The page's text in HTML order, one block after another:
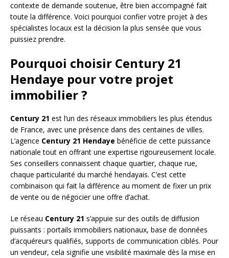
contexte de demande soutenue, être bien accompagné fait
toute la différence. Voici pourquoi confier votre projet à des
spécialistes locaux est la décision la plus sensée que vous
puissiez prendre.
Pourquoi choisir Century 21
Hendaye pour votre projet
immobilier ?
Century 21 est l’un des réseaux immobiliers les plus étendus
de France, avec une présence dans des centaines de villes.
L’agence Century 21 Hendaye bénéficie de cette puissance
nationale tout en offrant une expertise rigoureusement locale.
Ses conseillers connaissent chaque quartier, chaque rue,
chaque particularité du marché hendayais. C’est cette
combinaison qui fait la différence au moment de fixer un prix
de vente ou de négocier une offre d’achat.
Le réseau Century 21 s’appuie sur des outils de diffusion
puissants : portails immobiliers nationaux, base de données
d’acquéreurs qualifiés, supports de communication ciblés. Pour
un vendeur, cela signifie une visibilité maximale dès la mise en